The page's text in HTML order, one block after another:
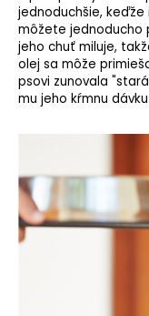
jednoduchšie, keďže
môžete jednoducho
jeho chuť miluje,
olej sa môže
psovi zunovala
mu jeho kŕmnu